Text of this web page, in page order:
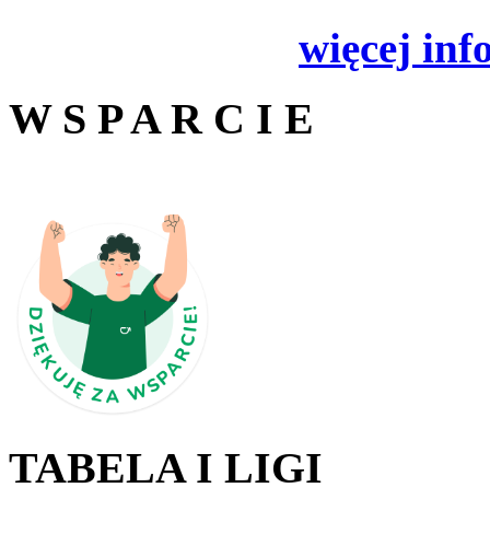
więcej
W S P A R C I E
TABELA I LIGI